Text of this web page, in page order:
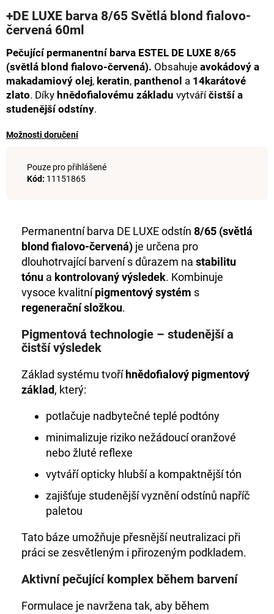
produktu
je
z
5
hvězdiček.
+DE LUXE barva 8/65 Světlá blond fialovo-
červená 60ml
Pečující permanentní barva ESTEL DE LUXE 8/65
(světlá blond fialovo-červená). Obsahuje avokádový a
makadamiový olej, keratin, panthenol a 14karátové
zlato. Díky hnědofialovému základu vytváříčistší a
studenější odstíny.
Možnosti doručení
Pouze pro přihlášené
Kód: 11151865
Permanentní barva DE LUXE odstín 8/65 (světlá
blond fialovo-červená) je určena pro
dlouhotrvající barvení s důrazem na stabilitu
tónu a kontrolovaný výsledek. Kombinuje
vysoce kvalitnípigmentový systém s
regenerační složkou.
Pigmentová technologie – studenější a
čistší výsledek
Základ systému tvoří hnědofialový pigmentový
základ, který:
potlačuje nadbytečné teplé podtóny
minimalizuje riziko nežádoucí oranžové
nebo žluté reflexe
vytváří opticky hlubší a kompaktnější tón
zajišťuje studenější vyznění odstínů napříč
paletou
Tato báze umožňuje přesnější neutralizaci při
práci se zesvětleným i přirozeným podkladem.
Aktivní pečující komplex během barvení
Formulace je navržena tak, aby během
a
j
í
t
?
m
HC
LUXURY
DVOUFÁZOVÝ-
PEČUJÍCÍ